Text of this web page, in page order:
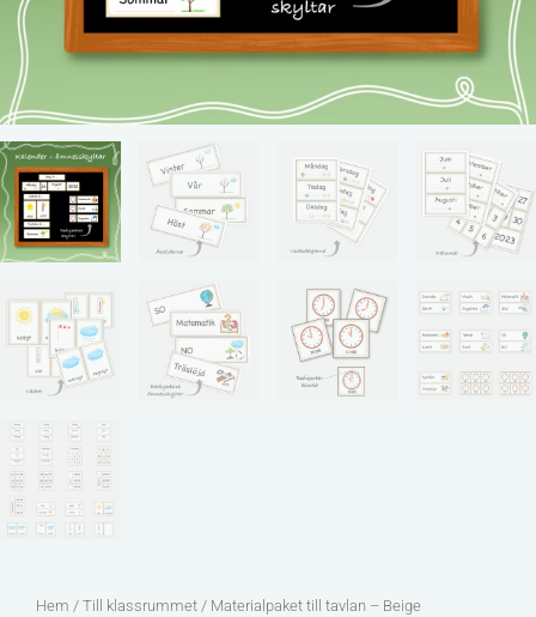
Hem / Till klassrummet / Materialpaket till tavlan – Beige